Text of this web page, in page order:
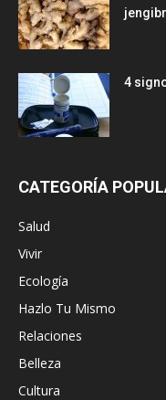
4
CATEGORÍA
Salud
Vivir
Ecología
Hazlo Tu Mismo
Relaciones
Belleza
Cultura